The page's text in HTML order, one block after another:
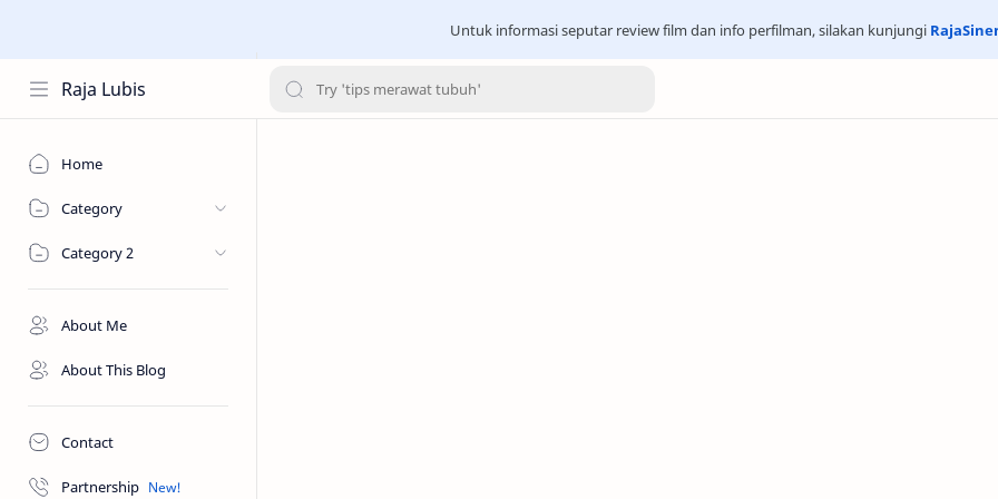
Untuk informasi seputar review film dan info perfilman, silakan kunjungi
Raja Lubis
Home
Category
Category 2
About Me
About This Blog
Contact
Partnership